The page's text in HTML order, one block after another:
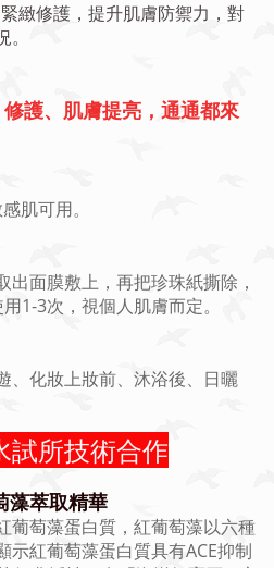
緻修護，提升肌膚防禦力，對
護、肌膚提亮， 通通都來
肌可用。
出面膜敷上，再把珍珠紙撕除，
1-3次，視個人肌膚而定。
、化妝上妝前、沐浴後、日曬
所技術合作
藻萃取精華
葡萄藻蛋白質，紅葡萄藻以六種
示紅葡萄藻蛋白質具有ACE抑制